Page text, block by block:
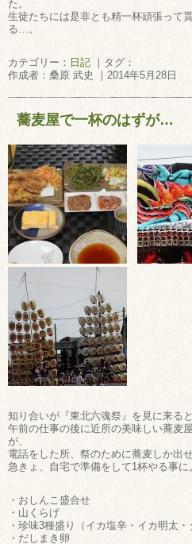
た。
生徒たちには是非とも精一杯頑張って
る…。
カテゴリー： 日記 ｜タグ：
作成者：桑原 武史 ｜2014年5月28日
蕎麦屋で一杯のはずが…
知り合いが『東北六魂祭』を見に来ると
午前の仕事の後に近所の美味しい蕎麦
が、
電話をした所、祭のために蕎麦しか出
急きょ、自宅で準備をして1杯やる事に
・おしんこ盛合せ
・山くらげ
・珍味3種盛り（イカ塩辛・イカ明太・
・だしまき卵